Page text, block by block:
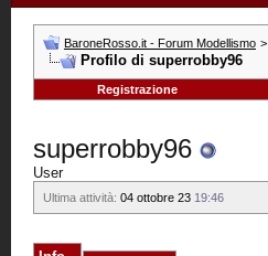
BaroneRosso.it - Forum Modellismo >
Profilo di superrobby96
Registrazione
superrobby96
User
Ultima attività: 04 ottobre 23 19:46